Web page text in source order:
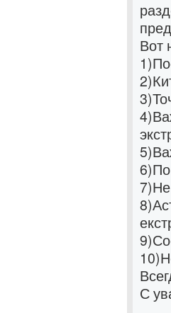
Вот
1)
2)
3)
4)
5)
6)
7)
8)
9)
10)
С